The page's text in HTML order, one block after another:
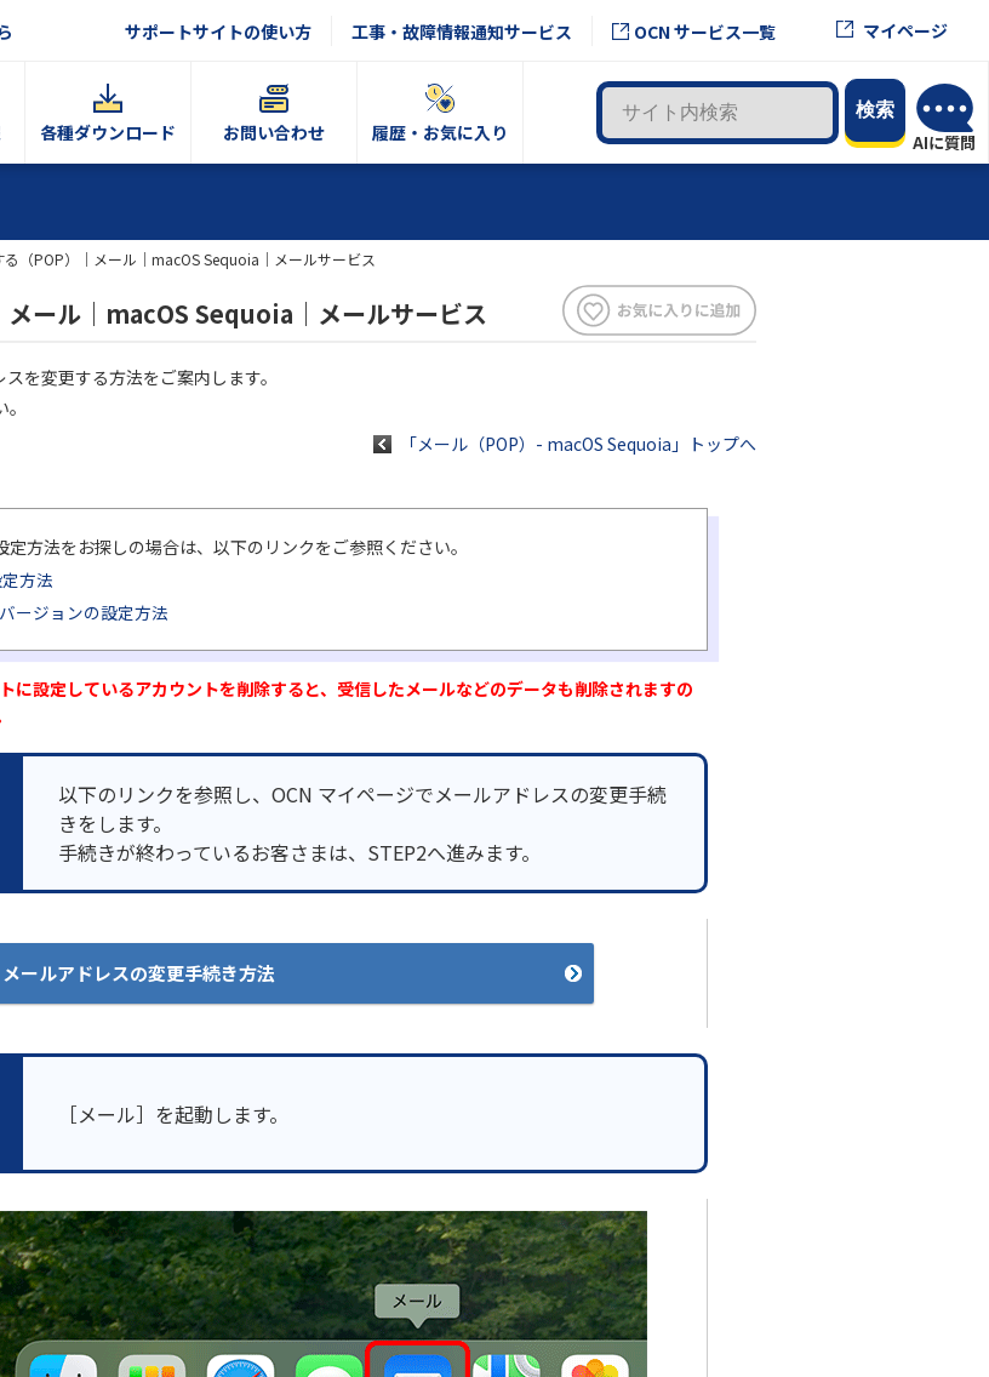
サポートサイトの使い方 工事・故障情報通知サービス OCN サービス一覧 マイページ
各種ダウンロード お問い合わせ 履歴・お気に入り
る（POP）｜メール｜macOS Sequoia｜メールサービス
ール｜macOS Sequoia｜メールサービス
を変更する方法をご案内します。
「メール（POP）- macOS Sequoia」トップへ
定方法をお探しの場合は、以下のリンクをご参照ください。
方法
ージョンの設定方法
に設定しているアカウントを削除すると、受信したメールなどのデータも削除されますの
以下のリンクを参照し、OCN マイページでメールアドレスの変更手続
きをします。
手続きが終わっているお客さまは、STEP2へ進みます。
メールアドレスの変更手続き方法
［メール］を起動します。